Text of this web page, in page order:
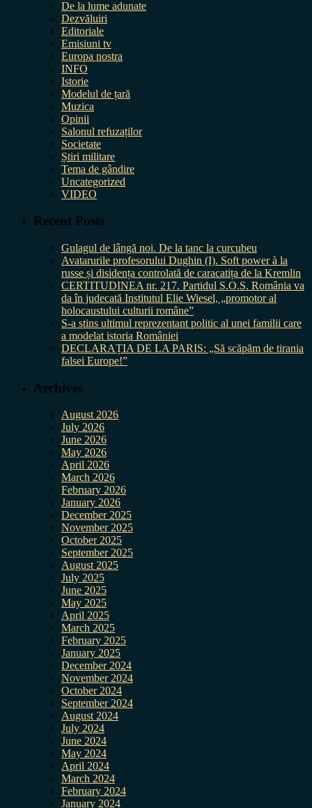
De la lume adunate
Dezvăluiri
Editoriale
Emisiuni tv
Europa nostra
INFO
Istorie
Modelul de țară
Muzica
Opinii
Salonul refuzaților
Societate
Știri militare
Tema de gândire
Uncategorized
VIDEO
Recent Posts
Gulagul de lângă noi. De la tanc la curcubeu
Avatarurile profesorului Dughin (I). Soft power à la
russe și disidența controlată de caracatița de la Kremlin
CERTITUDINEA nr. 217. Partidul S.O.S. România va
da în judecată Institutul Elie Wiesel, „promotor al
holocaustului culturii române”
S-a stins ultimul reprezentant politic al unei familii care
a modelat istoria României
DECLARAȚIA DE LA PARIS: „Să scăpăm de tirania
falsei Europe!”
Archives
August 2026
July 2026
June 2026
May 2026
April 2026
March 2026
February 2026
January 2026
December 2025
November 2025
October 2025
September 2025
August 2025
July 2025
June 2025
May 2025
April 2025
March 2025
February 2025
January 2025
December 2024
November 2024
October 2024
September 2024
August 2024
July 2024
June 2024
May 2024
April 2024
March 2024
February 2024
January 2024